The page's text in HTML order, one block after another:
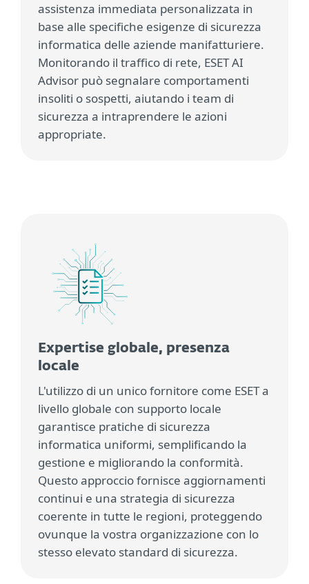
assistenza immediata personalizzata in
base alle specifiche esigenze di sicurezza
informatica delle aziende manifatturiere.
Monitorando il traffico di rete, ESET AI
Advisor può segnalare comportamenti
insoliti o sospetti, aiutando i team di
sicurezza a intraprendere le azioni
appropriate.
Expertise globale, presenza
locale
L'utilizzo di un unico fornitore come ESET a
livello globale con supporto locale
garantisce pratiche di sicurezza
informatica uniformi, semplificando la
gestione e migliorando la conformità.
Questo approccio fornisce aggiornamenti
continui e una strategia di sicurezza
coerente in tutte le regioni, proteggendo
ovunque la vostra organizzazione con lo
stesso elevato standard di sicurezza.